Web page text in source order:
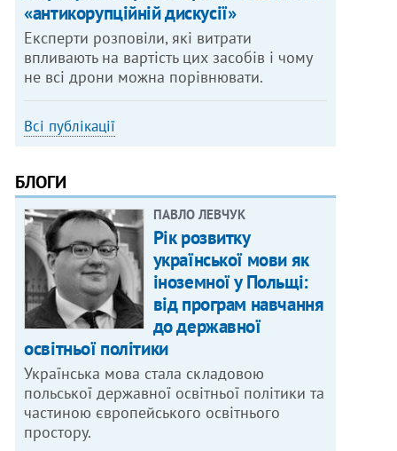
«антикорупційній дискусії»
Експерти розповіли, які витрати
впливають на вартість цих засобів і чому
не всі дрони можна порівнювати.
Всі публікації
БЛОГИ
ПАВЛО ЛЕВЧУК
Рік розвитку
української мови як
іноземної у Польщі:
від програм навчання
до державної
освітньої політики
Українська мова стала складовою
польської державної освітньої політики та
частиною європейського освітнього
простору.